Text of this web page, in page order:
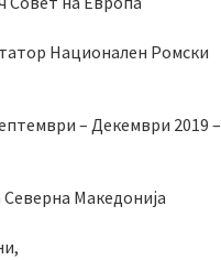
Национален Ромски
– Декември 2019 –
Македонија